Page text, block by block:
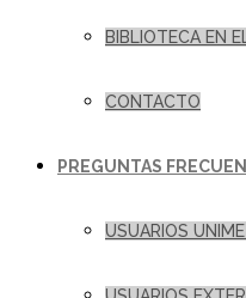
BIBLIOTECA EN
CONTACTO
PREGUNTAS
USUARIOS